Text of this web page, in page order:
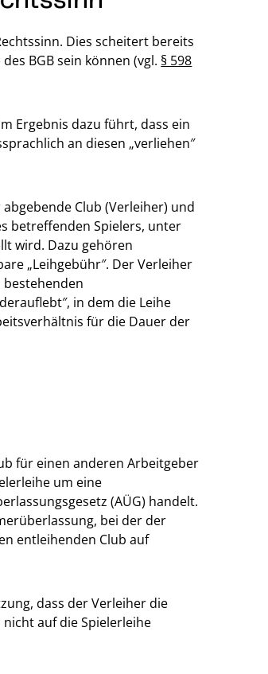
Dies scheitert bereits
BGB sein können (vgl. § 598
Ergebnis dazu führt, dass ein
an diesen „verliehen″
Club (Verleiher) und
betreffenden Spielers, unter
wird. Dazu gehören
„Leihgebühr″. Der Verleiher
bestehenden
in dem die Leihe
für die Dauer der
für einen anderen Arbeitgeber
um eine
(AÜG) handelt.
bei der der
entleihenden Club auf
dass der Verleiher die
auf die Spielerleihe